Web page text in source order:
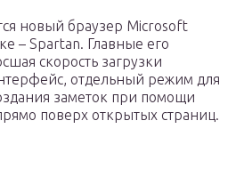
новый браузер Microsoft
– Spartan. Главные его
скорость загрузки
отдельный режим для
заметок при помощи
поверх открытых страниц.